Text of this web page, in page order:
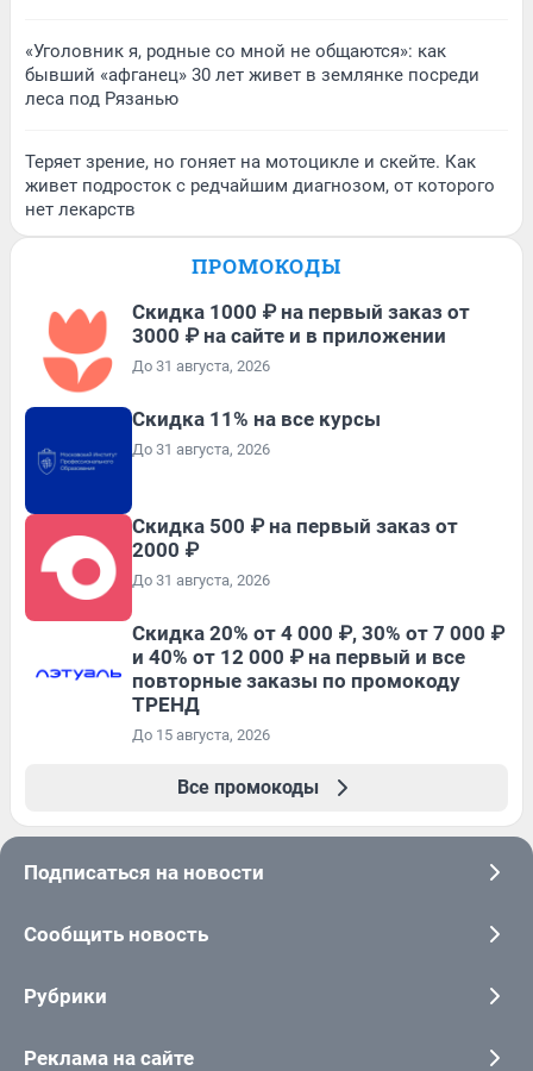
«Уголовник я, родные со мной не общаются»: как
бывший «афганец» 30 лет живет в землянке посреди
леса под Рязанью
Теряет зрение, но гоняет на мотоцикле и скейте. Как
живет подросток с редчайшим диагнозом, от которого
нет лекарств
ПРОМОКОДЫ
Скидка 1000 ₽ на первый заказ от
3000 ₽ на сайте и в приложении
До 31 августа, 2026
Скидка 11% на все курсы
До 31 августа, 2026
Скидка 500 ₽ на первый заказ от
2000 ₽
До 31 августа, 2026
Скидка 20% от 4 000 ₽, 30% от 7 000 ₽
и 40% от 12 000 ₽ на первый и все
повторные заказы по промокоду
ТРЕНД
До 15 августа, 2026
Все промокоды
Подписаться на новости
Сообщить новость
Рубрики
Реклама на сайте